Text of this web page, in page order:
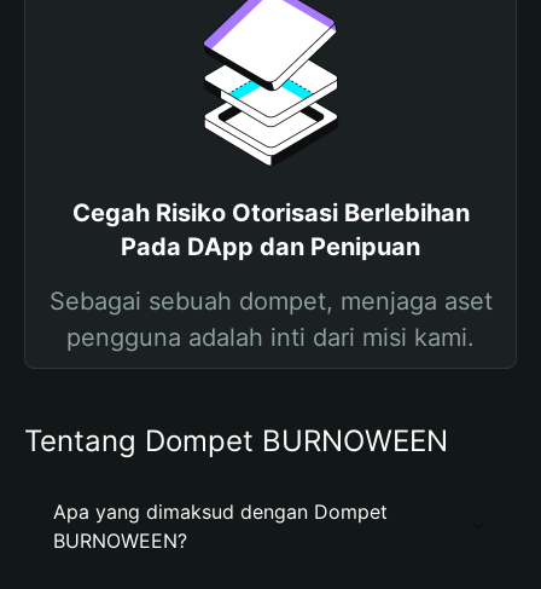
Cegah Risiko Otorisasi Berlebihan
Pada DApp dan Penipuan
Sebagai sebuah dompet, menjaga aset
pengguna adalah inti dari misi kami.
Tentang Dompet BURNOWEEN
Apa yang dimaksud dengan Dompet
BURNOWEEN?